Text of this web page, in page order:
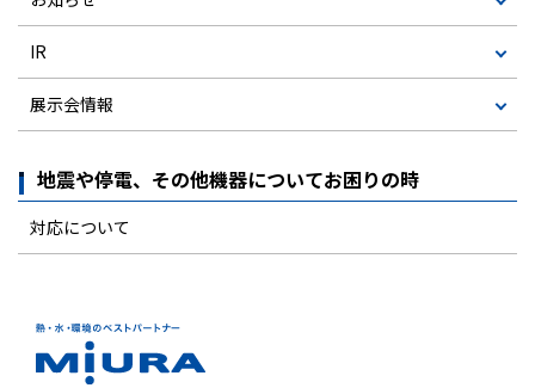
IR
展示会情報
地震や停電、その他機器についてお困りの時
対応について